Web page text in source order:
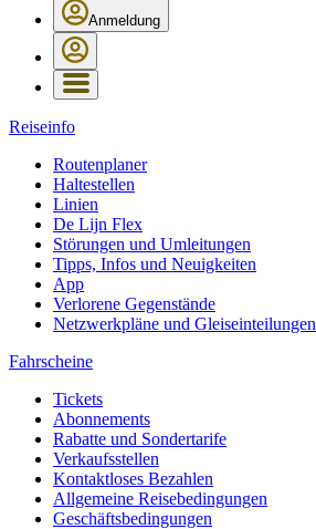
Anmeldung
Reiseinfo
Routenplaner
Haltestellen
Linien
De Lijn Flex
Störungen und Umleitungen
Tipps, Infos und Neuigkeiten
App
Verlorene Gegenstände
Netzwerkpläne und Gleiseinteilungen
Fahrscheine
Tickets
Abonnements
Rabatte und Sondertarife
Verkaufsstellen
Kontaktloses Bezahlen
Allgemeine Reisebedingungen
Geschäftsbedingungen